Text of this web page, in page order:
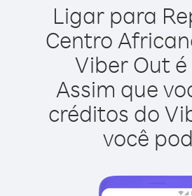
Ligar para
Centro
Viber Out
Assim que
créditos do
você